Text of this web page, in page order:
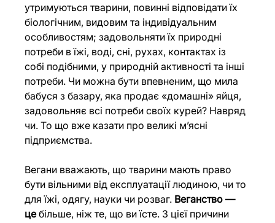
утримуються тварини, повинні відповідати їх
біологічним, видовим та індивідуальним
особливостям; задовольняти їх природні
потреби в їжі, воді, сні, рухах, контактах із
собі подібними, у природній активності та інші
потреби. Чи можна бути впевненим, що мила
бабуся з базару, яка продає «домашні» яйця,
задовольняє всі потреби своїх курей? Навряд
чи. То що вже казати про великі м’ясні
підприємства.
Вегани вважають, що тварини мають право
бути вільними від експлуатації людиною, чи то
для їжі, одягу, науки чи розваг. Веганство —
це більше, ніж те, що ви їсте. З цієї причини